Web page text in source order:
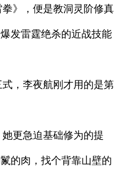
》，便是教洞灵阶修真
发雷霆绝杀的近战技能
，李夜航刚才用的是第
更急迫基础修为的提
的肉，找个背靠山壁的